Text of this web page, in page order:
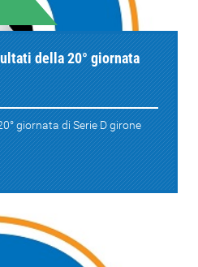
della 20° giornata
giornata di Serie D girone